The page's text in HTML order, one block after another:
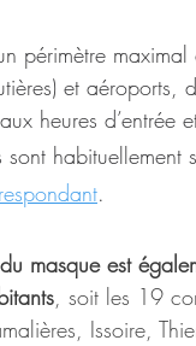
périmètre
et aéroports,
heures d’entrée
habituellement
.
masque est
, soit les 19
Issoire,